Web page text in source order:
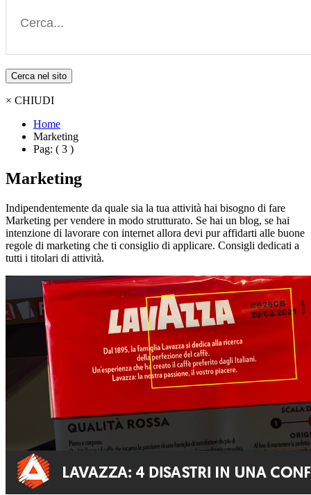
Cerca nel sito
× CHIUDI
Home
Marketing
Pag: ( 3 )
Marketing
Indipendentemente da quale sia la tua attività hai bisogno di fare
Marketing per vendere in modo strutturato. Se hai un blog, se hai
intenzione di lavorare con internet allora devi pur affidarti alle buone
regole di marketing che ti consiglio di applicare. Consigli dedicati a
tutti i titolari di attività.